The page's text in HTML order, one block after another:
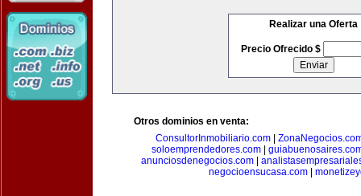
Realizar una Oferta
Precio Ofrecido $
Otros dominios en venta:
ConsultorInmobiliario.com|
soloemprendedores.com|
anunciosdenegocios.com|
negocioensucasa.com|